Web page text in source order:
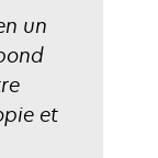
un
et